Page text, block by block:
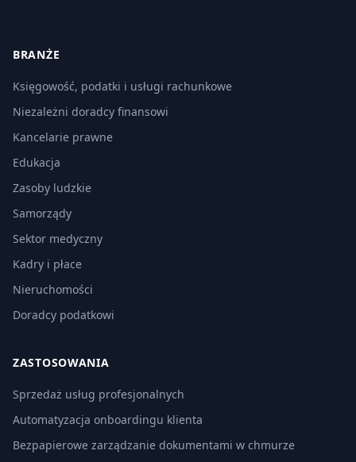
BRANŻE
Księgowość, podatki i usługi rachunkowe
Niezależni doradcy finansowi
Kancelarie prawne
Edukacja
Zasoby ludzkie
Samorządy
Sektor medyczny
Kadry i płace
Nieruchomości
Doradcy podatkowi
ZASTOSOWANIA
Sprzedaż usług profesjonalnych
Automatyzacja onboardingu klienta
Bezpapierowe zarządzanie dokumentami w chmurze